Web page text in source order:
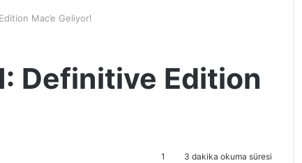
Mac’e Geliyor!
Definitive Edition
1 3 dakika okuma süresi